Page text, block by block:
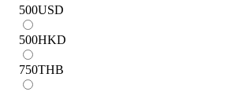
500USD
500HKD
750THB